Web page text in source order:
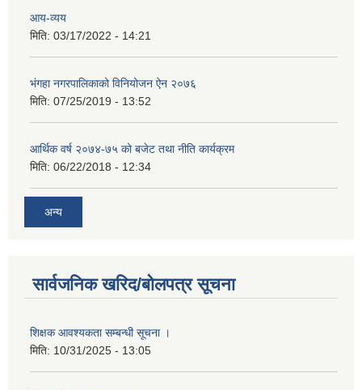
आय-व्यय
मिति: 03/17/2022 - 14:21
भंगहा नगरपालिकाको विनियोजन ऐन २०७६
मिति: 07/25/2019 - 13:52
आर्थिक वर्ष २०७४-७५ को बजेट तथा नीति कार्यक्रम
मिति: 06/22/2018 - 12:34
अन्य
सार्वजनिक खरिद/बोलपत्र सूचना
शिक्षक आवश्यकता सम्बन्धी सूचना ।
मिति: 10/31/2025 - 13:05